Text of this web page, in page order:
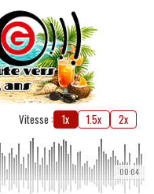
Vitesse : 1x 1.5x 2x
00:04